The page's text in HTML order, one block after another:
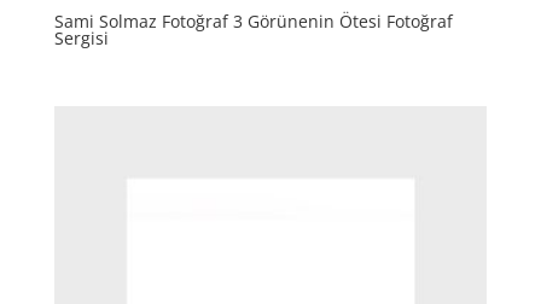
Sami Solmaz Fotoğraf 3 Görünenin Ötesi Fotoğraf
Sergisi